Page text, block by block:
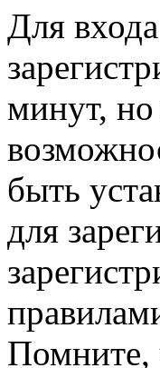
Для
минут, но
быть
для
Помните,